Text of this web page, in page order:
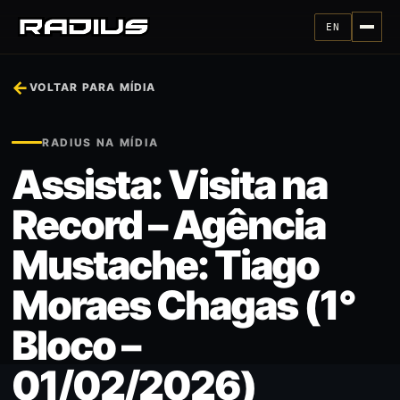
EN
←VOLTAR PARA MÍDIA
RADIUS NA MÍDIA
Assista: Visita na
Record – Agência
Mustache: Tiago
Moraes Chagas (1°
Bloco –
01/02/2026)